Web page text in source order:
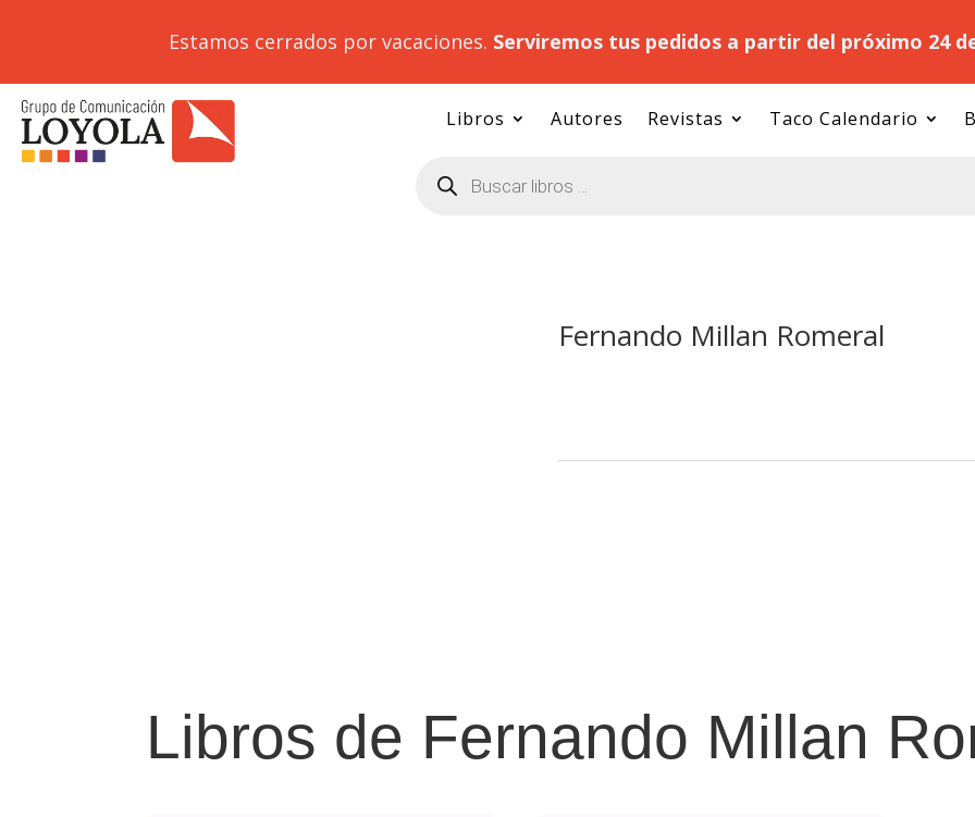
Estamos cerrados por vacaciones. Serviremos tus pedidos a partir del próximo 24
Libros Autores Revistas Taco Calendario
productos
Fernando Millan Romeral
Libros de Fernando Millan